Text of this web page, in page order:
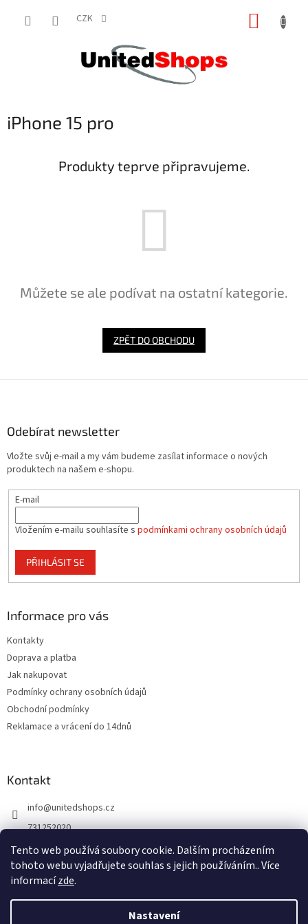
Tento web používá soubory cookie. Dalším procházením
tohoto webu vyjadřujete souhlas s jejich používáním.. Více
informacízde.
Nastavení
CZK
iPhone 15 pro
Produkty teprve připravujeme.
Můžete se ale podívat na ostatní kategorie.
ZPĚT DO OBCHODU
Odebírat newsletter
Vložte svůj e-mail a my vám budeme zasílat informace o nových
produktech na našem e-shopu.
E-mail
Vložením e-mailu souhlasíte s podmínkami ochrany osobních údajů
PŘIHLÁSIT SE
Informace pro vás
Kontakty
Doprava a platba
Jak nakupovat
Podmínky ochrany osobních údajů
Obchodní podmínky
Reklamace a vrácení do 14dnů
Kontakt
info@unitedshops.cz
731252020
https://www.fb.com/UnitedShops
UnitedShops
Vytvořil Shoptet